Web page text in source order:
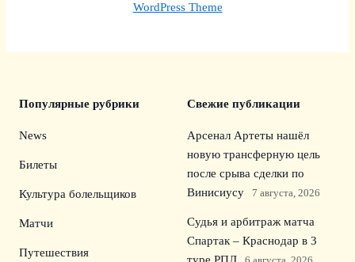
WordPress Theme
Популярные рубрики
News
Билеты
Культура болельщиков
Матчи
Путешествия
Свежие публикации
Арсенал Артеты нашёл
новую трансферную цель
после срыва сделки по
Винисиусу
7 августа, 2026
Судья и арбитраж матча
Спартак – Краснодар в 3